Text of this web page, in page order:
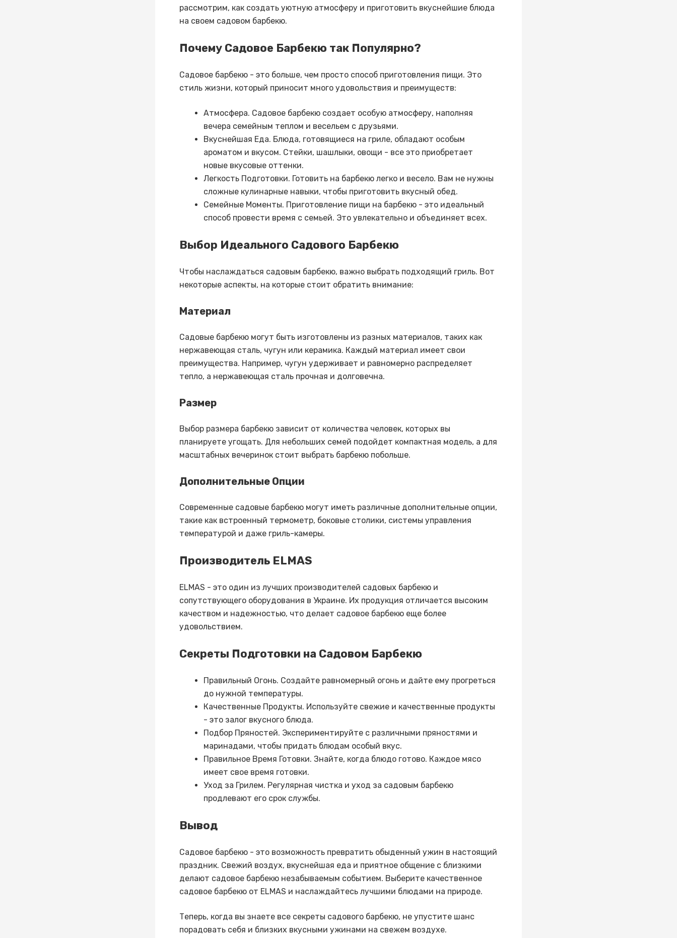
рассмотрим, как создать уютную атмосферу и приготовить вкуснейшие блюда
на своем садовом барбекю.
Почему Садовое Барбекю так Популярно?
Садовое барбекю - это больше, чем просто способ приготовления пищи. Это
стиль жизни, который приносит много удовольствия и преимуществ:
Атмосфера. Садовое барбекю создает особую атмосферу, наполняя
вечера семейным теплом и весельем с друзьями.
Вкуснейшая Еда. Блюда, готовящиеся на гриле, обладают особым
ароматом и вкусом. Стейки, шашлыки, овощи - все это приобретает
новые вкусовые оттенки.
Легкость Подготовки. Готовить на барбекю легко и весело. Вам не нужны
сложные кулинарные навыки, чтобы приготовить вкусный обед.
Семейные Моменты. Приготовление пищи на барбекю - это идеальный
способ провести время с семьей. Это увлекательно и объединяет всех.
Выбор Идеального Садового Барбекю
Чтобы наслаждаться садовым барбекю, важно выбрать подходящий гриль. Вот
некоторые аспекты, на которые стоит обратить внимание:
Материал
Садовые барбекю могут быть изготовлены из разных материалов, таких как
нержавеющая сталь, чугун или керамика. Каждый материал имеет свои
преимущества. Например, чугун удерживает и равномерно распределяет
тепло, а нержавеющая сталь прочная и долговечна.
Размер
Выбор размера барбекю зависит от количества человек, которых вы
планируете угощать. Для небольших семей подойдет компактная модель, а для
масштабных вечеринок стоит выбрать барбекю побольше.
Дополнительные Опции
Современные садовые барбекю могут иметь различные дополнительные опции,
такие как встроенный термометр, боковые столики, системы управления
температурой и даже гриль-камеры.
Производитель ELMAS
ELMAS - это один из лучших производителей садовых барбекю и
сопутствующего оборудования в Украине. Их продукция отличается высоким
качеством и надежностью, что делает садовое барбекю еще более
удовольствием.
Секреты Подготовки на Садовом Барбекю
Правильный Огонь. Создайте равномерный огонь и дайте ему прогреться
до нужной температуры.
Качественные Продукты. Используйте свежие и качественные продукты
- это залог вкусного блюда.
Подбор Пряностей. Экспериментируйте с различными пряностями и
маринадами, чтобы придать блюдам особый вкус.
Правильное Время Готовки. Знайте, когда блюдо готово. Каждое мясо
имеет свое время готовки.
Уход за Грилем. Регулярная чистка и уход за садовым барбекю
продлевают его срок службы.
Вывод
Садовое барбекю - это возможность превратить обыденный ужин в настоящий
праздник. Свежий воздух, вкуснейшая еда и приятное общение с близкими
делают садовое барбекю незабываемым событием. Выберите качественное
садовое барбекю от ELMAS и наслаждайтесь лучшими блюдами на природе.
Теперь, когда вы знаете все секреты садового барбекю, не упустите шанс
порадовать себя и близких вкусными ужинами на свежем воздухе.